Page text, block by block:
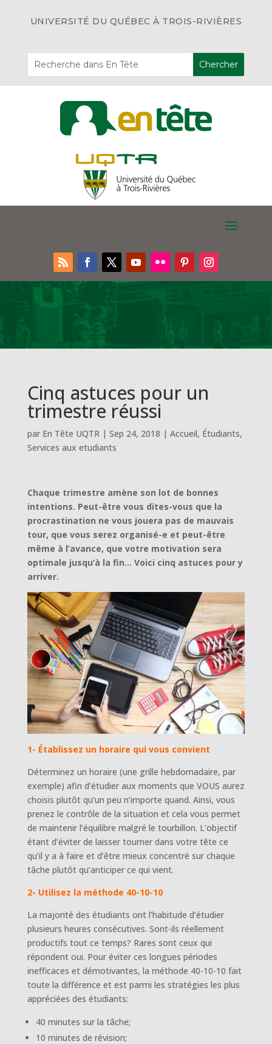
UNIVERSITÉ DU QUÉBEC À TROIS-RIVIÈRES
Cinq astuces pour un
trimestre réussi
par En Tête UQTR| Sep 24, 2018 | Accueil, Étudiants,
Services aux etudiants
Chaque trimestre amène son lot de bonnes
intentions. Peut-être vous dites-vous que la
procrastination ne vous jouera pas de mauvais
tour, que vous serez organisé-e et peut-être
même à l’avance, que votre motivation sera
optimale jusqu’à la fin… Voici cinq astuces pour y
arriver.
1- Établissez un horaire qui vous convient
Déterminez un horaire (une grille hebdomadaire, par
exemple) afin d’étudier aux moments que VOUS aurez
choisis plutôt qu’un peu n’importe quand. Ainsi, vous
prenez le contrôle de la situation et cela vous permet
de maintenir l’équilibre malgré le tourbillon. L’objectif
étant d’éviter de laisser tourner dans votre tête ce
qu’il y a à faire et d’être mieux concentré sur chaque
tâche plutôt qu’anticiper ce qui vient.
2- Utilisez la méthode 40-10-10
La majorité des étudiants ont l’habitude d’étudier
plusieurs heures consécutives. Sont-ils réellement
productifs tout ce temps? Rares sont ceux qui
répondent oui. Pour éviter ces longues périodes
inefficaces et démotivantes, la méthode 40-10-10 fait
toute la différence et est parmi les stratégies les plus
appréciées des étudiants:
40 minutes sur la tâche;
10 minutes de révision;